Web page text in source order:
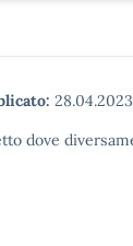
28.04.2023
dove